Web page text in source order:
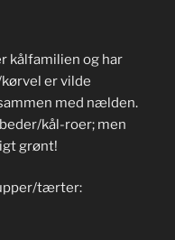
kålfamilien og har
er vilde
med nælden.
kål-roer; men
grønt!
tærter: